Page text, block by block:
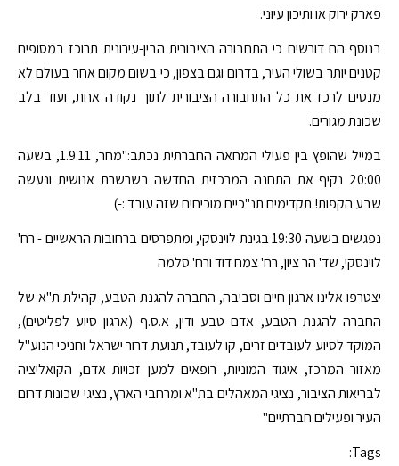
פארק ירוק או ותיכון עיוני.
בנוסף הם דורשים כי התחבורה הציבורית הבין-עירונית תרוכז במסופים
קטנים יותר בשולי העיר, בדרום וגם בצפון, כי בשום מקום אחר בעולם לא
מנסים לרכז את כל התחבורה הציבורית לתוך נקודה אחת, ועוד בלב
שכונת מגורים.
במייל שהופץ בין פעילי המחאה החברתית נכתב:"מחר, 1.9.11, בשעה
20:00 נקיף את התחנה המרכזית החדשה בשרשרת אנושית ונעשה
שבע הקפות! תקדימים תנ"כיים מוכיחים שזה עובד :-)
נפגשים בשעה 19:30 בגינת לוינסקי, ומתפרסים ברחובות הראשיים - רח'
לוינסקי, שד' הר ציון, רח' צמח דוד ורח' סלמה
יצטרפו אלינו ארגון חיים וסביבה, החברה להגנת הטבע, קהילת ת"א של
החברה להגנת הטבע, אדם טבע ודין, א.ס.ף (ארגון סיוע לפליטים),
המוקד לסיוע לעובדים זרים, קו לעובד, תנועת דרור ישראל וחניכי הנוע"ל
מאזור המרכז, איגוד המוניות, רופאים למען זכויות אדם, הקואליציה
לבריאות הציבור, נציגי המאהלים בת"א ומרחבי הארץ, נציגי שכונות דרום
העיר ופעילים חברתיים"
Tags: